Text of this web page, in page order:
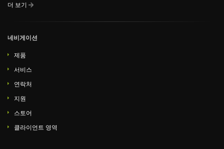
더 보기
네비게이션
제품
서비스
연락처
지원
스토어
클라이언트 영역